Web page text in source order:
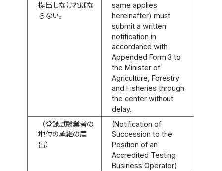
提出しなければな
らない。
same applies
hereinafter) must
submit a written
notification in
accordance with
Appended Form 3 to
the Minister of
Agriculture, Forestry
and Fisheries through
the center without
delay.
（登録試験業者の
地位の承継の届
出）
(Notification of
Succession to the
Position of an
Accredited Testing
Business Operator)